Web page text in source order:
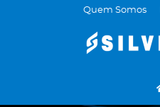
Quem Somos